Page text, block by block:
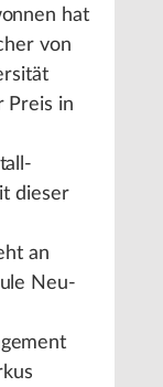
hat
von
Preis in
dieser
an
Neu-